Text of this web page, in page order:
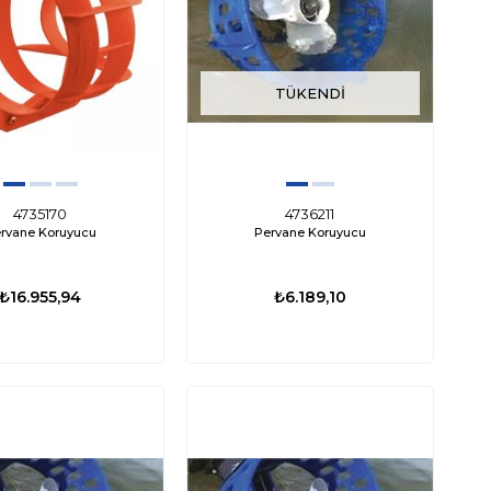
Mk2 Livar Pompası 800
GPH 12V
TÜKENDI
Lowrance Eagle 4X Balık Bulucu Türkçe
Menü
4735170
Koruyucu
₺16.955,94
TÜKENDI
4736211
Pervane Koruyucu
₺6.189,10